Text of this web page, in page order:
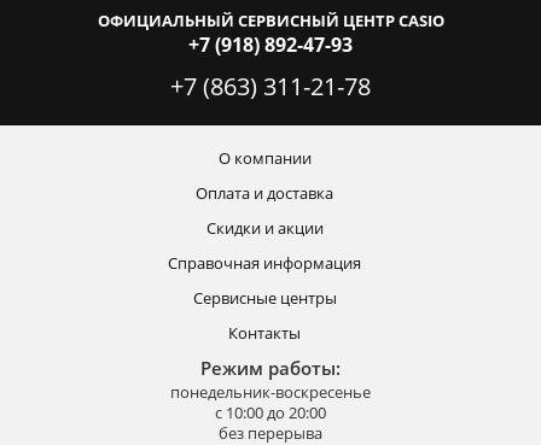
ОФИЦИАЛЬНЫЙ СЕРВИСНЫЙ ЦЕНТР CASIO
+7 (918) 892-47-93
+7 (863) 311-21-78
О компании
Оплата и доставка
Скидки и акции
Справочная информация
Сервисные центры
Контакты
Режим работы:
понедельник-воскресенье
с 10:00 до 20:00
без перерыва